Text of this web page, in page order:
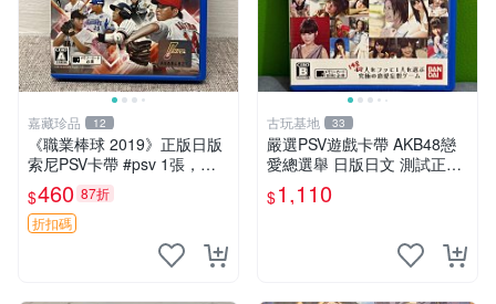
嘉藏珍品 12
《職業棒球 2019》正版日版
索尼PSV卡帶 #psv 1張，同
時購第二張起可減張， 成色
如圖，原相機拍攝，一卡一
拍，因相機，光線環境等因
$460 87折
折扣碼
古玩基地 33
嚴選PSV遊戲卡帶 AKB48戀
愛總選舉 日版日文 測試正常
游戲卡帶 磨痕 壓痕 成色圖
$1,110